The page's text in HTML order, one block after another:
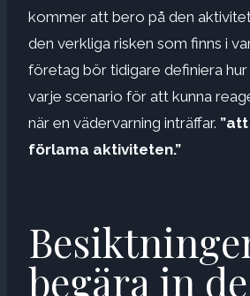
kommer att bero på den
den verkliga risken som finns i
företag bör tidigare definiera hur
varje scenario för att kunna
när en vädervarning inträffar.
förlama aktiviteten.”
begära in